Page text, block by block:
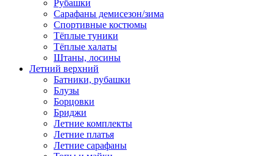
Рубашки
Сарафаны демисезон/зима
Спортивные костюмы
Тёплые туники
Тёплые халаты
Штаны, лосины
Летний верхний
Батники, рубашки
Блузы
Борцовки
Бриджи
Летние комплекты
Летние платья
Летние сарафаны